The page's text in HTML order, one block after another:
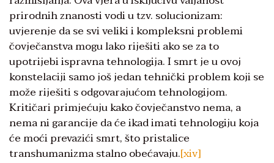
prirodnih znanosti vodi u tzv. solucionizam:
uvjerenje da se svi veliki i kompleksni problemi
čovječanstva mogu lako riješiti ako se za to
upotrijebi ispravna tehnologija. I smrt je u ovoj
konstelaciji samo još jedan tehnički problem koji se
može riješiti s odgovarajućom tehnologijom.
Kritičari primjećuju kako čovječanstvo nema, a
nema ni garancije da će ikad imati tehnologiju koja
će moći prevazići smrt, što pristalice
transhumanizma stalno obećavaju.[xiv]